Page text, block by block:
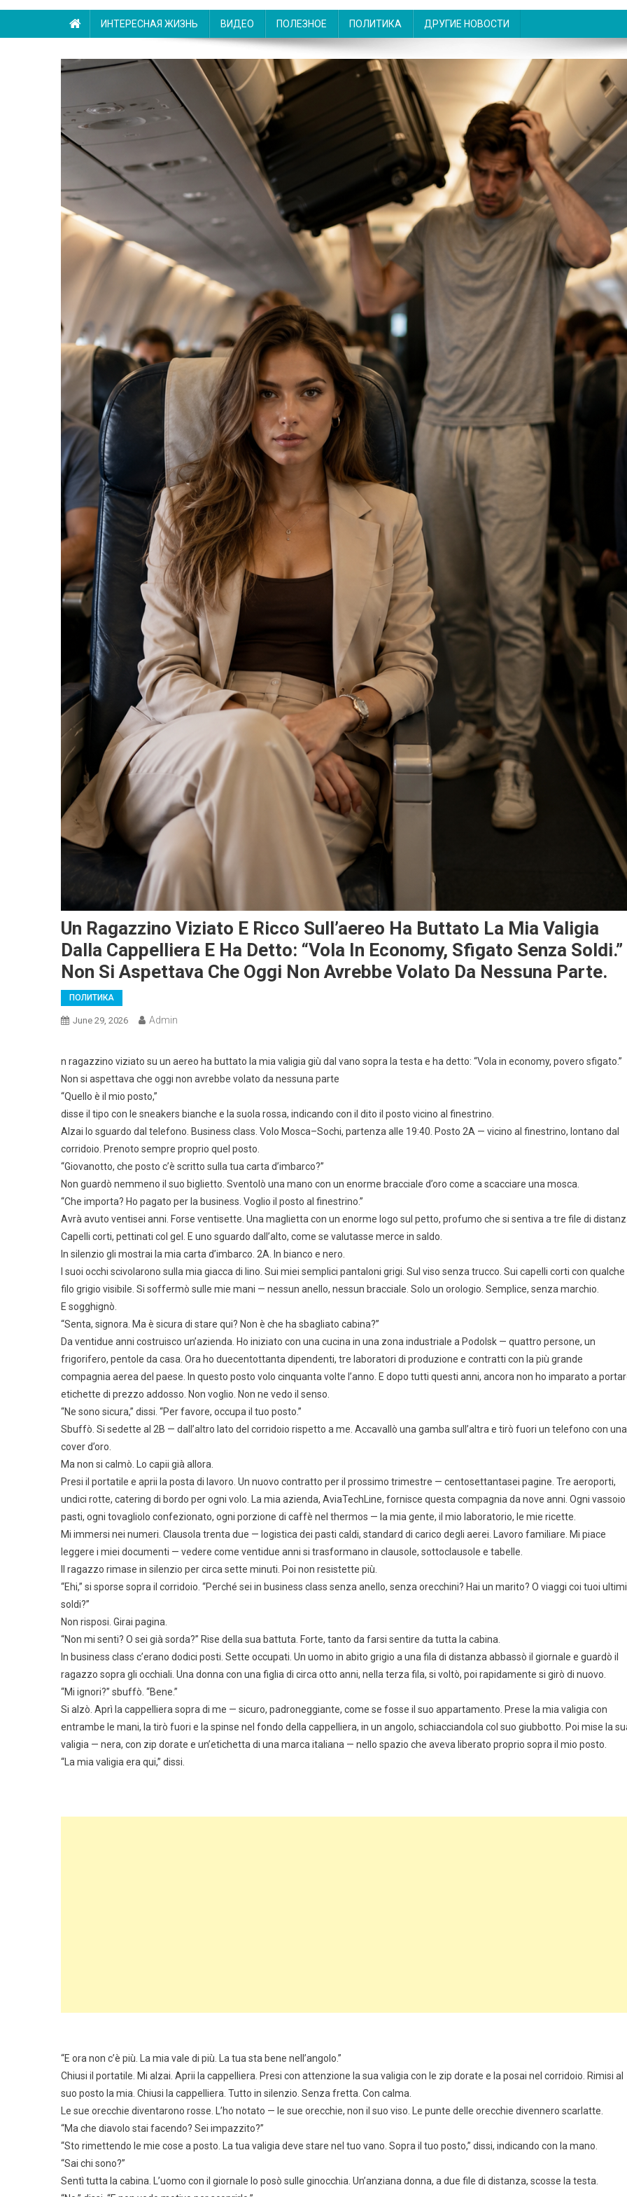
ИНТЕРЕСНАЯ ЖИЗНЬ ВИДЕО ПОЛЕЗНОЕ ПОЛИТИКА ДРУГИЕ НОВОСТИ
Un Ragazzino Viziato E Ricco Sull’aereo Ha Buttato La Mia Valigia
Dalla Cappelliera E Ha Detto: “Vola In Economy, Sfigato Senza Soldi.”
Non Si Aspettava Che Oggi Non Avrebbe Volato Da Nessuna Parte.
ПОЛИТИКА
June 29, 2026 Admin
n ragazzino viziato su un aereo ha buttato la mia valigia giù dal vano sopra la testa e ha detto: “Vola in economy, povero sfigato.”
Non si aspettava che oggi non avrebbe volato da nessuna parte
“Quello è il mio posto,”
disse il tipo con le sneakers bianche e la suola rossa, indicando con il dito il posto vicino al finestrino.
Alzai lo sguardo dal telefono. Business class. Volo Mosca–Sochi, partenza alle 19:40. Posto 2A — vicino al finestrino, lontano dal
corridoio. Prenoto sempre proprio quel posto.
“Giovanotto, che posto c’è scritto sulla tua carta d’imbarco?”
Non guardò nemmeno il suo biglietto. Sventolò una mano con un enorme bracciale d’oro come a scacciare una mosca.
“Che importa? Ho pagato per la business. Voglio il posto al finestrino.”
Avrà avuto ventisei anni. Forse ventisette. Una maglietta con un enorme logo sul petto, profumo che si sentiva a tre file di
Capelli corti, pettinati col gel. E uno sguardo dall’alto, come se valutasse merce in saldo.
In silenzio gli mostrai la mia carta d’imbarco. 2A. In bianco e nero.
I suoi occhi scivolarono sulla mia giacca di lino. Sui miei semplici pantaloni grigi. Sul viso senza trucco. Sui capelli corti con qualche
filo grigio visibile. Si soffermò sulle mie mani — nessun anello, nessun bracciale. Solo un orologio. Semplice, senza marchio.
E sogghignò.
“Senta, signora. Ma è sicura di stare qui? Non è che ha sbagliato cabina?”
Da ventidue anni costruisco un’azienda. Ho iniziato con una cucina in una zona industriale a Podolsk — quattro persone, un
frigorifero, pentole da casa. Ora ho duecentottanta dipendenti, tre laboratori di produzione e contratti con la più grande
compagnia aerea del paese. In questo posto volo cinquanta volte l’anno. E dopo tutti questi anni, ancora non ho imparato a
etichette di prezzo addosso. Non voglio. Non ne vedo il senso.
“Ne sono sicura,” dissi. “Per favore, occupa il tuo posto.”
Sbuffò. Si sedette al 2B — dall’altro lato del corridoio rispetto a me. Accavallò una gamba sull’altra e tirò fuori un telefono con una
cover d’oro.
Ma non si calmò. Lo capii già allora.
Presi il portatile e aprii la posta di lavoro. Un nuovo contratto per il prossimo trimestre — centosettantasei pagine. Tre aeroporti,
undici rotte, catering di bordo per ogni volo. La mia azienda, AviaTechLine, fornisce questa compagnia da nove anni. Ogni vassoio
pasti, ogni tovagliolo confezionato, ogni porzione di caffè nel thermos — la mia gente, il mio laboratorio, le mie ricette.
Mi immersi nei numeri. Clausola trenta due — logistica dei pasti caldi, standard di carico degli aerei. Lavoro familiare. Mi piace
leggere i miei documenti — vedere come ventidue anni si trasformano in clausole, sottoclausole e tabelle.
Il ragazzo rimase in silenzio per circa sette minuti. Poi non resistette più.
“Ehi,” si sporse sopra il corridoio. “Perché sei in business class senza anello, senza orecchini? Hai un marito? O viaggi coi tuoi ultimi
soldi?”
Non risposi. Girai pagina.
“Non mi senti? O sei già sorda?” Rise della sua battuta. Forte, tanto da farsi sentire da tutta la cabina.
In business class c’erano dodici posti. Sette occupati. Un uomo in abito grigio a una fila di distanza abbassò il giornale e guardò il
ragazzo sopra gli occhiali. Una donna con una figlia di circa otto anni, nella terza fila, si voltò, poi rapidamente si girò di nuovo.
“Mi ignori?” sbuffò. “Bene.”
Si alzò. Aprì la cappelliera sopra di me — sicuro, padroneggiante, come se fosse il suo appartamento. Prese la mia valigia con
entrambe le mani, la tirò fuori e la spinse nel fondo della cappelliera, in un angolo, schiacciandola col suo giubbotto. Poi mise la
valigia — nera, con zip dorate e un’etichetta di una marca italiana — nello spazio che aveva liberato proprio sopra il mio posto.
“La mia valigia era qui,” dissi.
“E ora non c’è più. La mia vale di più. La tua sta bene nell’angolo.”
Chiusi il portatile. Mi alzai. Aprii la cappelliera. Presi con attenzione la sua valigia con le zip dorate e la posai nel corridoio. Rimisi al
suo posto la mia. Chiusi la cappelliera. Tutto in silenzio. Senza fretta. Con calma.
Le sue orecchie diventarono rosse. L’ho notato — le sue orecchie, non il suo viso. Le punte delle orecchie divennero scarlatte.
“Ma che diavolo stai facendo? Sei impazzito?”
“Sto rimettendo le mie cose a posto. La tua valigia deve stare nel tuo vano. Sopra il tuo posto,” dissi, indicando con la mano.
“Sai chi sono?”
Sentì tutta la cabina. L’uomo con il giornale lo posò sulle ginocchia. Un’anziana donna, a due file di distanza, scosse la testa.